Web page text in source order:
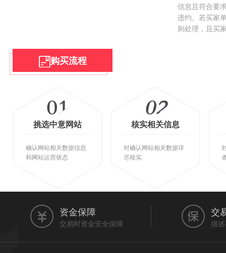
信息且符合要
违约。若买家
则处理，且买
购买流程
挑选中意网站
确认网站相关数据信息
和网站运营状态
核实相关信息
对确认网站相关数据详
尽核实
资金保障
交易时资金安全保障
交
描